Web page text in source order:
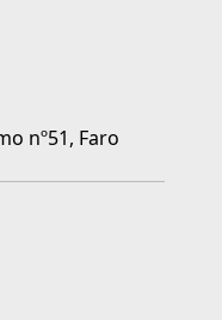
nº51, Faro